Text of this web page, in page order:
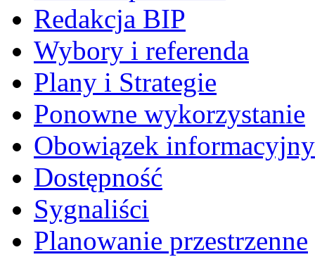
Redakcja BIP
Wybory i referenda
Plany i Strategie
Ponowne wykorzystanie
Obowiązek informacyjny
Dostępność
Sygnaliści
Planowanie przestrzenne